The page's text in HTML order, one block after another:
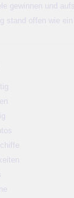
gewinnen und
stand offen wie